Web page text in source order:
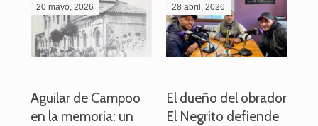
20 mayo, 2026
Aguilar de Campoo
en la memoria: un
28 abril, 2026
El dueño del obrador
El Negrito defiende